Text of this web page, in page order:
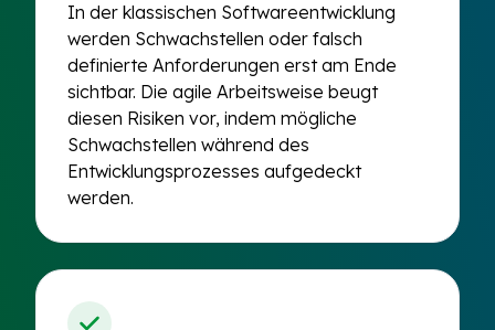
In der klassischen Softwareentwicklung
werden Schwachstellen oder falsch
definierte Anforderungen erst am Ende
sichtbar. Die agile Arbeitsweise beugt
diesen Risiken vor, indem mögliche
Schwachstellen während des
Entwicklungsprozesses aufgedeckt
werden.